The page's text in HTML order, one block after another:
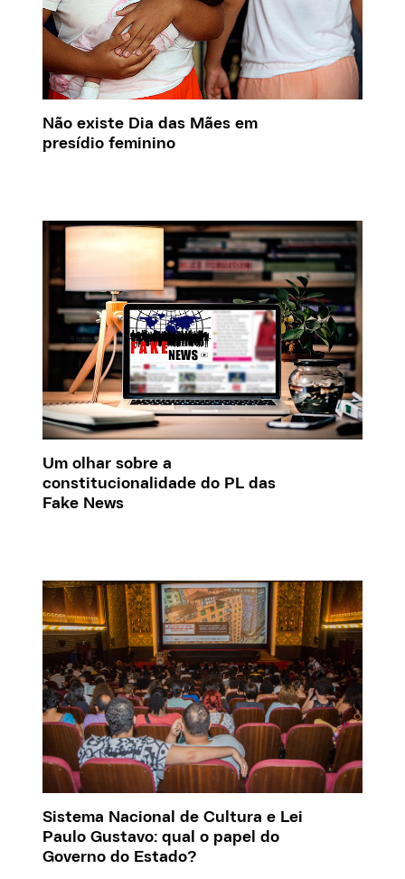
Não existe Dia das Mães em
presídio feminino
Um olhar sobre a
constitucionalidade do PL das
Fake News
Sistema Nacional de Cultura e Lei
Paulo Gustavo: qual o papel do
Governo do Estado?